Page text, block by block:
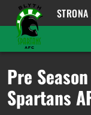
Pre
Spartans